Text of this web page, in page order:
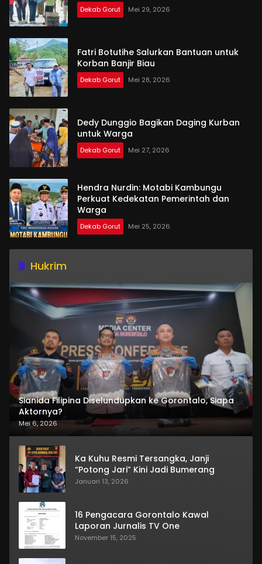
Dekab Gorut Mei 29, 2026
Fatri Botutihe Salurkan Bantuan untuk
Korban Banjir Biau
Dekab Gorut Mei 28, 2026
Dedy Dunggio Bagikan Daging Kurban
untuk Warga
Dekab Gorut Mei 27, 2026
Hendra Nurdin: Motabi Kambungu
Perkuat Kedekatan Pemerintah dan
Warga
Dekab Gorut Mei 25, 2026
Hukrim
Sianida Filipina Diselundupkan ke Gorontalo, Siapa
Aktornya?
Mei 6, 2026
Ka Kuhu Resmi Tersangka, Janji
“Potong Jari” Kini Jadi Bumerang
Januari 13, 2026
16 Pengacara Gorontalo Kawal
Laporan Jurnalis TV One
November 15, 2025